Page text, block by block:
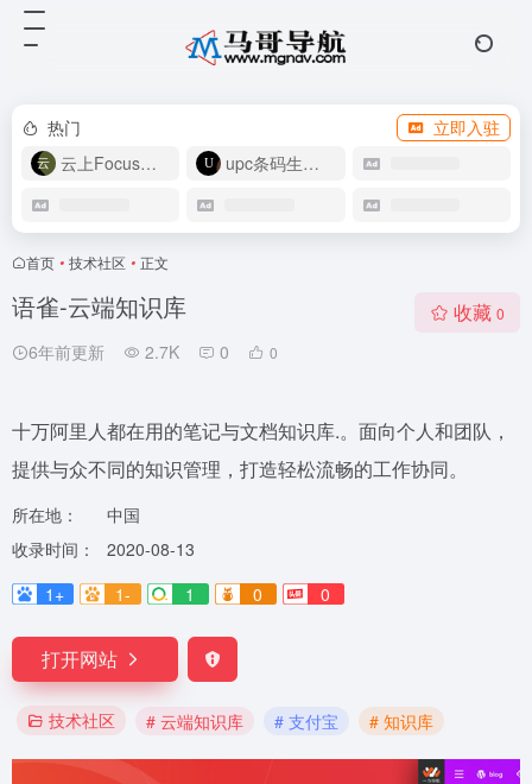
热门
立即入驻
云上Focus接码
upc条码生成器
首页 • 技术社区 • 正文
语雀-云端知识库
6年前更新 2.7K 0 0
收藏 0
十万阿里人都在用的笔记与文档知识库.。面向个人和团队，
提供与众不同的知识管理，打造轻松流畅的工作协同。
所在地：
中国
收录时间：
2020-08-13
1+
1- 1 0 0
打开网站
技术社区 # 云端知识库 # 支付宝 # 知识库